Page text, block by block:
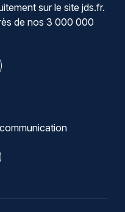
sur le site jds.fr.
de nos 3 000 000